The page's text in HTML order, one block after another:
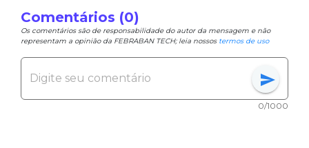
Comentários (0)
Os comentários são de responsabilidade do autor da mensagem e não
representam a opinião da FEBRABAN TECH; leia nossos termos de uso
send
0/1000